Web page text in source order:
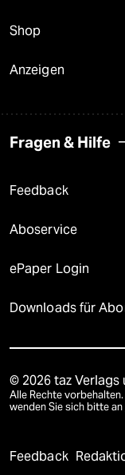
Shop
Anzeigen
Fragen & Hilfe
Feedback
Aboservice
ePaper Login
Downloads für
© 2026 taz Verlags
Alle Rechte
wenden Sie sich bitte an
Feedback